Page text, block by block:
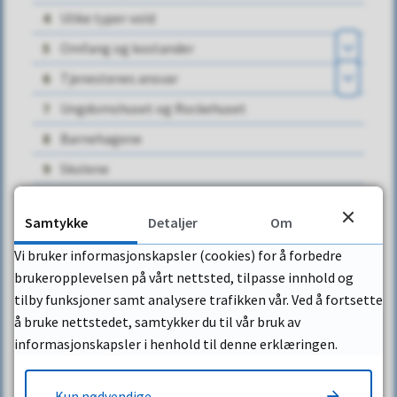
Send e-post
Kontaktinformasjon
Vakt og beredskap
Send sensitiv informasjon med
eDialog
Adresse
Besøksadresse:
Rådhuset
Storgata 8
1771 Halden
4
Ulike typer vold
5
Omfang og kostander
Åpne
6 Tjenestenes ansvar
Åpne
7
Ungdomshuset og Rockehuset
8
Barnehagene
9
Skolene
11 Krisesenteret
Åpne
12 NAV
13
Frivilligsentralen
14 Fastleger/legevakt og tannleger
15 Vold og overgrep mot risikoutsatte voksne
Åpne
Samtykke Detaljer
Om
Vi bruker informasjonskapsler (cookies) for å forbedre
brukeropplevelsen på vårt nettsted, tilpasse innhold og
tilby funksjoner samt analysere trafikken vår. Ved å fortsette
å bruke nettstedet, samtykker du til vår bruk av
informasjonskapsler i henhold til denne erklæringen.